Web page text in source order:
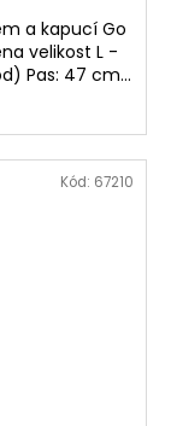
a kapucí Go
velikost L -
Pas: 47 cm...
Kód: 67210